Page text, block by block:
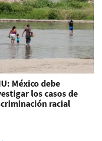
México debe
los casos de
racial